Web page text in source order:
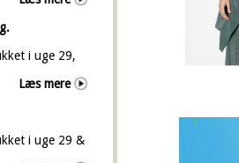
i uge 29,
Læs mere
i uge 29 &